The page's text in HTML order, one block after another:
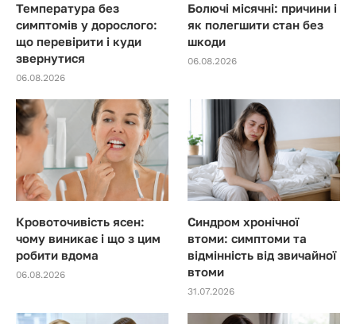
Температура без
симптомів у дорослого:
що перевірити і куди
звернутися
06.08.2026
Болючі місячні: причини і
як полегшити стан без
шкоди
06.08.2026
Кровоточивість ясен:
чому виникає і що з цим
робити вдома
06.08.2026
Синдром хронічної
втоми: симптоми та
відмінність від звичайної
втоми
31.07.2026